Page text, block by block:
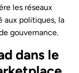
les réseaux
aux politiques, la
gouvernance.
dans le